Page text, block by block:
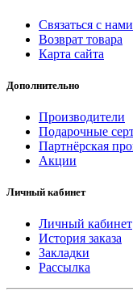
Связаться с нами
Возврат товара
Карта сайта
Дополнительно
Производители
Подарочные
Партнёрская
Акции
Личный кабинет
Личный кабинет
История заказа
Закладки
Рассылка